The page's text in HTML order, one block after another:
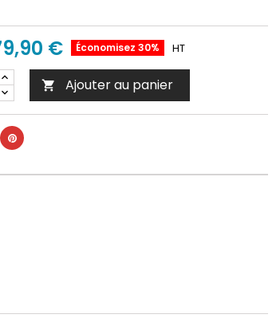
€ Économisez 30% HT
 Ajouter au panier